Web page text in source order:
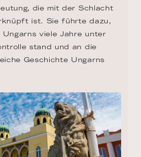
die mit der Schlacht
ist. Sie führte dazu,
Ungarns viele Jahre unter
stand und an die
Geschichte Ungarns